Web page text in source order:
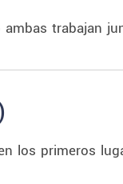
trabajan
los primeros